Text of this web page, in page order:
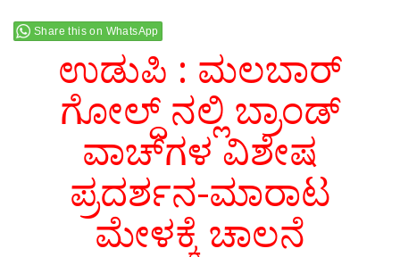
Share this on WhatsApp
ಉಡುಪಿ : ಮಲಬಾರ್
ಗೋಲ್ದ್ ನಲ್ಲಿ ಬ್ರಾಂಡ್
ವಾಚ್‌ಗಳ ವಿಶೇಷ
ಪ್ರದರ್ಶನ-ಮಾರಾಟ
ಮೇಳಕ್ಕೆ ಚಾಲನೆ